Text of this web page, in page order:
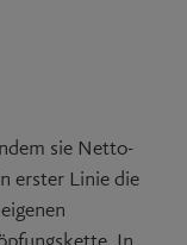
sie Netto-
erster Linie die